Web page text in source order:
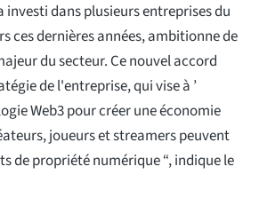
dans plusieurs entreprises du
ces dernières années, ambitionne de
du secteur. Ce nouvel accord
de l'entreprise, qui vise à ’
Web3 pour créer une économie
joueurs et streamers peuvent
de propriété numérique “, indique le